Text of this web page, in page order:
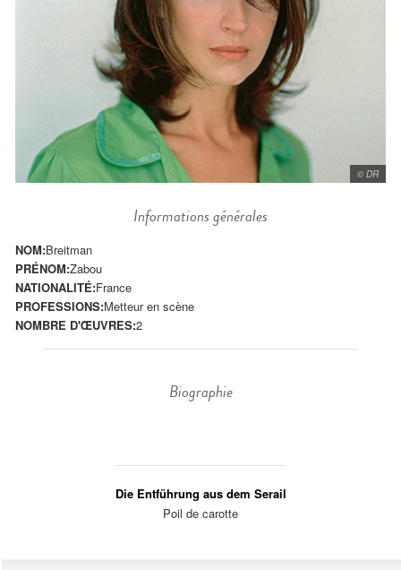
© DR
Informations générales
NOM:Breitman
PRÉNOM:Zabou
NATIONALITÉ:France
PROFESSIONS:Metteur en scène
NOMBRE D'ŒUVRES:2
Biographie
Die Entführung aus dem Serail
Poil de carotte